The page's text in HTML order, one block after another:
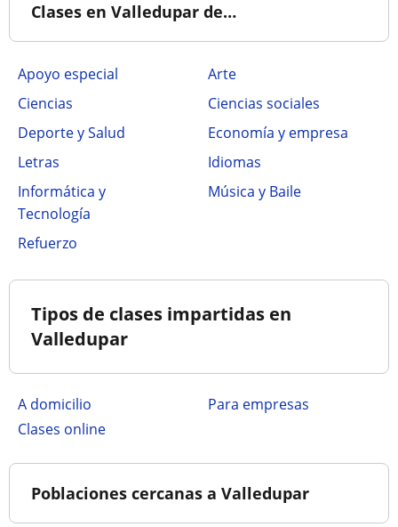
Clases en Valledupar de…
Apoyo especial
Arte
Ciencias
Ciencias sociales
Deporte y Salud
Economía y empresa
Letras
Idiomas
Informática y
Tecnología
Música y Baile
Refuerzo
Tipos de clases impartidas en
Valledupar
a domicilio
para empresas
clases online
Poblaciones cercanas a Valledupar